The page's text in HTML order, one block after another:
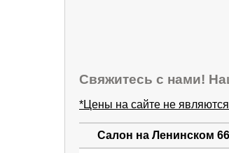
Свяжитесь с нами!
*Цены на сайте не
Салон на Ленинском 66